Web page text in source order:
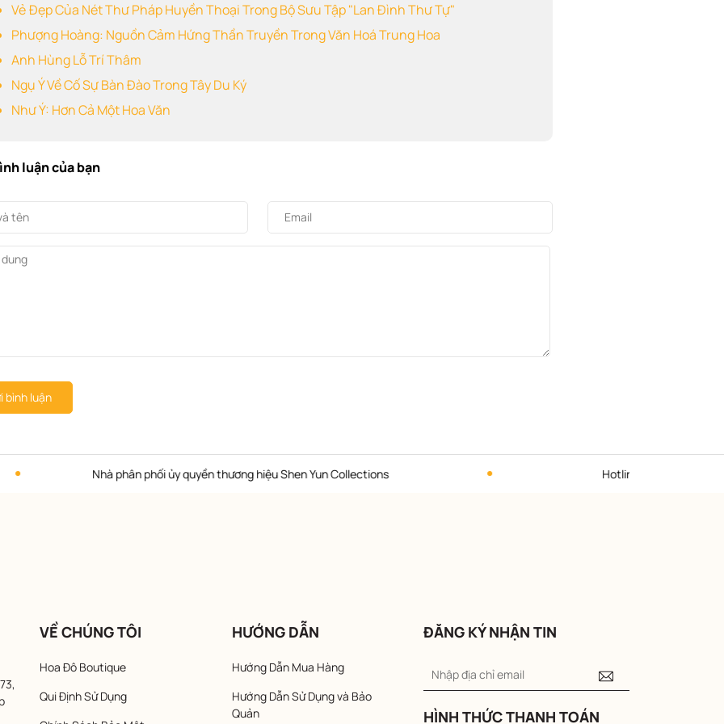
Vẻ Đẹp Của Nét Thư Pháp Huyền Thoại Trong Bộ Sưu Tập "Lan Đình Thư Tự"
Phượng Hoàng: Nguồn Cảm Hứng Thần Truyền Trong Văn Hoá Trung Hoa
Anh Hùng Lỗ Trí Thâm
Ngụ Ý Về Cố Sự Bàn Đào Trong Tây Du Ký
Như Ý: Hơn Cả Một Hoa Văn
luận của bạn
bình luận
Nhà phân phối ủy quyền thương hiệu Shen Yun Collections Hotline liên hệ: 0939719375 -
VỀ CHÚNG TÔI
Hoa Đô Boutique
Qui Định Sử Dụng
HƯỚNG DẪN
Hướng Dẫn Mua Hàng
Hướng Dẫn Sử Dụng và Bảo
Quản
ĐĂNG KÝ NHẬN TIN
HÌNH THỨC THANH TOÁN